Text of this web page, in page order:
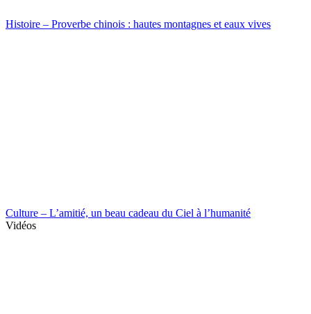
Histoire – Proverbe chinois : hautes montagnes et eaux vives
Culture – L’amitié, un beau cadeau du Ciel à l’humanité
Vidéos